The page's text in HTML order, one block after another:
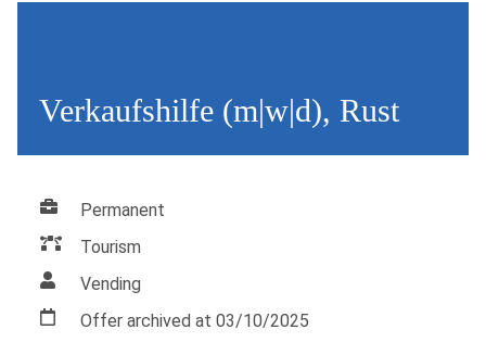
Verkaufshilfe (m|w|d), Rust
Permanent
Tourism
Vending
Offer archived at 03/10/2025